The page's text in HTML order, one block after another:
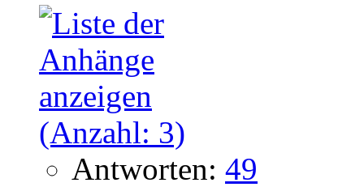
Antworten: 49